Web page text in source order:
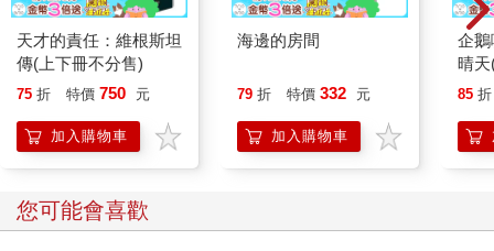
天才的責任：維根斯坦
傳(上下冊不分售)
75 折 特價 750 元
加入購物車
海邊的房間
79 折 特價 332 元
加入購物車
企
晴天
85 折
您可能會喜歡